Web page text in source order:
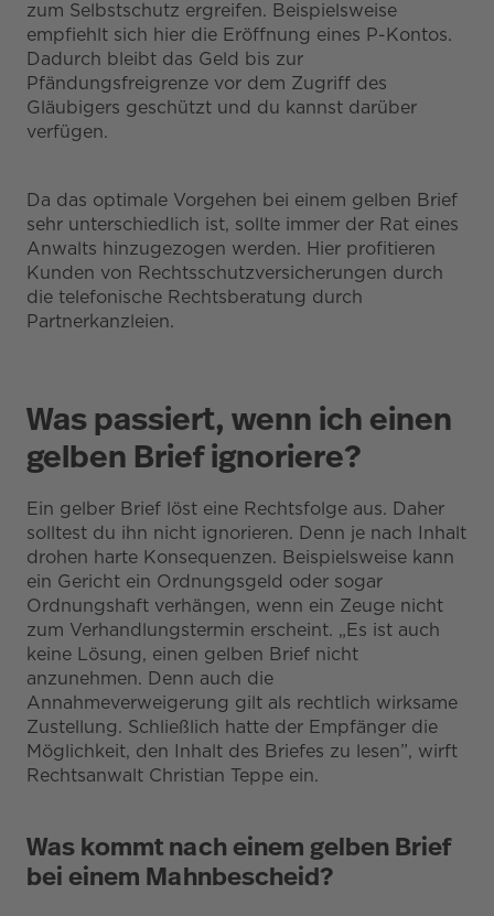
zum Selbstschutz ergreifen. Beispielsweise
empfiehlt sich hier die Eröffnung eines P-Kontos.
Dadurch bleibt das Geld bis zur
Pfändungsfreigrenze vor dem Zugriff des
Gläubigers geschützt und du kannst darüber
verfügen.
Da das optimale Vorgehen bei einem gelben Brief
sehr unterschiedlich ist, sollte immer der Rat eines
Anwalts hinzugezogen werden. Hier profitieren
Kunden von Rechtsschutzversicherungen durch
die telefonische Rechtsberatung durch
Partnerkanzleien.
Was passiert, wenn ich einen
gelben Brief ignoriere?
Ein gelber Brief löst eine Rechtsfolge aus. Daher
solltest du ihn nicht ignorieren. Denn je nach Inhalt
drohen harte Konsequenzen. Beispielsweise kann
ein Gericht ein Ordnungsgeld oder sogar
Ordnungshaft verhängen, wenn ein Zeuge nicht
zum Verhandlungstermin erscheint. „Es ist auch
keine Lösung, einen gelben Brief nicht
anzunehmen. Denn auch die
Annahmeverweigerung gilt als rechtlich wirksame
Zustellung. Schließlich hatte der Empfänger die
Möglichkeit, den Inhalt des Briefes zu lesen”, wirft
Rechtsanwalt Christian Teppe ein.
Was kommt nach einem gelben Brief
bei einem Mahnbescheid?